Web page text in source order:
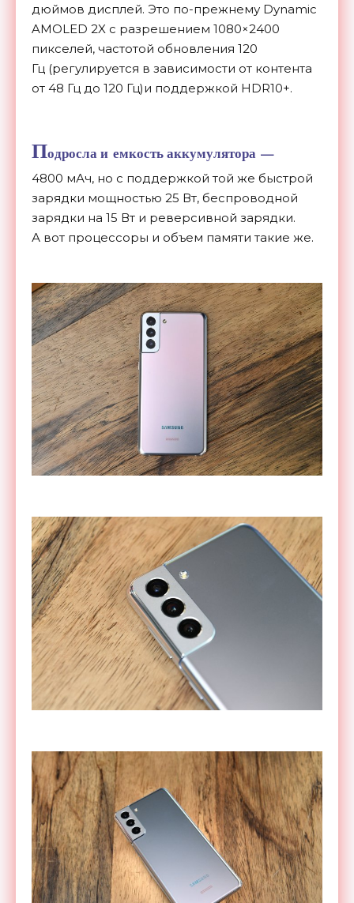
дюймов дисплей. Это по-прежнему Dynamic
AMOLED 2X с разрешением 1080×2400
пикселей, частотой обновления 120
Гц (регулируется в зависимости от контента
от 48 Гц до 120 Гц)и поддержкой HDR10+.
Подросла и емкость аккумулятора —
4800 мАч, но с поддержкой той же быстрой
зарядки мощностью 25 Вт, беспроводной
зарядки на 15 Вт и реверсивной зарядки.
А вот процессоры и объем памяти такие же.